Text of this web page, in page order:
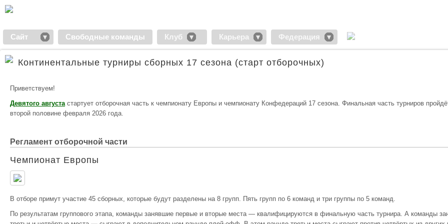
Сайт Свободные команды Клуб Карьера Федерация
Континентальные турниры сборных 17 сезона (старт отборочных)
Приветствуем!
Девятого августастартует отборочная часть к чемпионату Европы и чемпионату Конфедераций 17 сезона. Финальная часть турниров
второй половине февраля 2026 года.
Регламент отборочной части
Чемпионат Европы
В отборе примут участие 45 сборных, которые будут разделены на 8 групп. Пять групп по 6 команд и три группы по 5 команд.
По результатам группового этапа, команды занявшие первые и вторые места — квалифицируются в финальную часть турнира. А команды